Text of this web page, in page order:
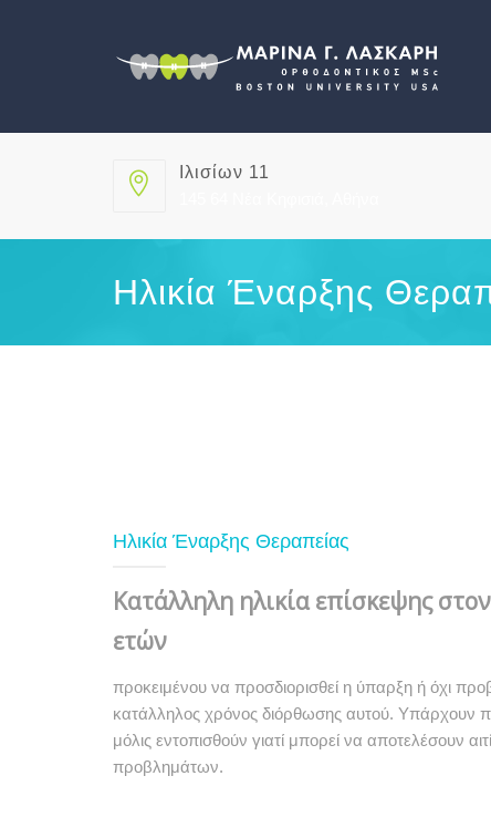
Ιλισίων 11
Ηλικία Έναρξης
Ηλικία Έναρξης Θεραπείας
Κατάλληλη ηλικία επίσκεψης
ετών
προκειμένου να προσδιορισθεί η ύπαρξη ή όχι
κατάλληλος χρόνος διόρθωσης αυτού. Υπάρχουν
μόλις εντοπισθούν γιατί μπορεί να αποτελέσουν
προβλημάτων.